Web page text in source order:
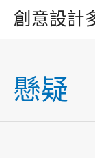
創意設計
懸疑